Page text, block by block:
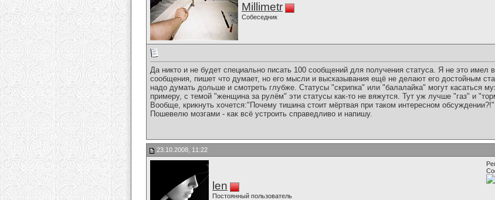
Millimetr
Собеседник
Да никто и не будет специально писать 100 сообщений для получения статуса. Я не это имел
сообщения, пишет что думает, но его мысли и высказывания ещё не делают его достойным
надо думать дольше и смотреть глубже. Статусы "скрипка" или "балалайка" могут касаться
примеру, с темой "женщина за рулём" эти статусы как-то не вяжутся. Тут уж лучше "газ" и
Вообще, крикнуть хочется:"Почему тишина стоит мёртвая при таком интересном обсуждении?!"
Пошевелю мозгами - как всё устроить справедливо и напишу.
23.10.2008, 11:22
len
Постоянный пользователь